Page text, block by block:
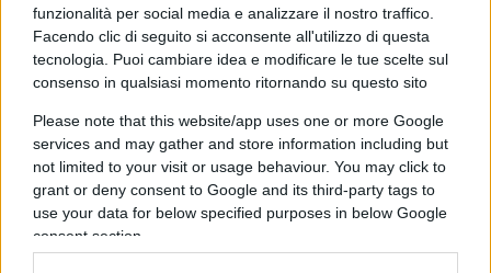
funzionalità per social media e analizzare il nostro traffico.
Facendo clic di seguito si acconsente all'utilizzo di questa
tecnologia. Puoi cambiare idea e modificare le tue scelte sul
consenso in qualsiasi momento ritornando su questo sito
Please note that this website/app uses one or more Google
services and may gather and store information including but
not limited to your visit or usage behaviour. You may click to
grant or deny consent to Google and its third-party tags to
use your data for below specified purposes in below Google
consent section.
Tutto giusto. Anche perché a mettere nero su
bianco la proposta è uno comeGiorgio Gori che
ha fatto ottimamente il sindaco di Bergamo, e che
è un manager nel dna. Sorgono però un po’ di
problemi di cui bisogna parlare. Prima di tutto,
una mozione di coerenza. Come si può essere per
l’autonomia per una città e non esserlo per una
regione come la Lombardia, dove – peraltro – ci fu
pure un voto referendario che ormai da lunghi